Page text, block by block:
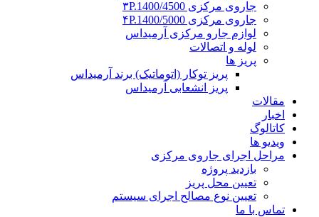
جاروی مرکزی ۳P.1400/4500
جاروی مرکزی ۴P.1400/5000
لوازم جارو مرکزی آرمیداس
لوله و اتصالات
پریز ها
پریز توکار (اتوماتیک) برند آرمیداس
پریز انشعابی آرمیداس
مقالات
اخبار
کاتالوگ
ویدیو ها
مراحل اجرای جاروی مرکزی
بازدید پروژه
تعیین محل پریز
تعیین نوع مصالح اجرای سیستم
تماس با ما